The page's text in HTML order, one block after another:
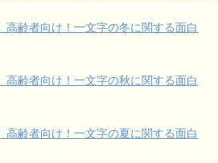
高齢者向け！一文字の冬に関する面白
高齢者向け！一文字の秋に関する面白
高齢者向け！一文字の夏に関する面白